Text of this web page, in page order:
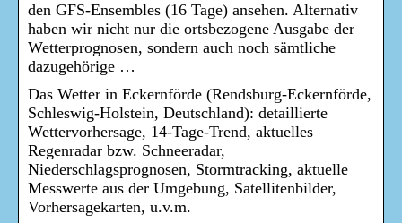
den GFS-Ensembles (16 Tage) ansehen. Alternativ
haben wir nicht nur die ortsbezogene Ausgabe der
Wetterprognosen, sondern auch noch sämtliche
dazugehörige …
Das Wetter in Eckernförde (Rendsburg-Eckernförde,
Schleswig-Holstein, Deutschland): detaillierte
Wettervorhersage, 14-Tage-Trend, aktuelles
Regenradar bzw. Schneeradar,
Niederschlagsprognosen, Stormtracking, aktuelle
Messwerte aus der Umgebung, Satellitenbilder,
Vorhersagekarten, u.v.m.